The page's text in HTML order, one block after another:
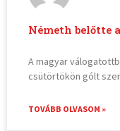
Németh belőtte
A magyar
csütörtökön gólt
TOVÁBB OLVASOM »